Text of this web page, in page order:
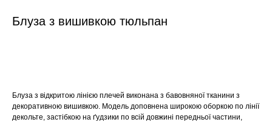
Блуза з вишивкою тюльпан
Блуза з відкритою лінією плечей виконана з бавовняної тканини з
декоративною вишивкою. Модель доповнена широкою оборкою по лінії
декольте, застібкою на ґудзики по всій довжині передньої частини,